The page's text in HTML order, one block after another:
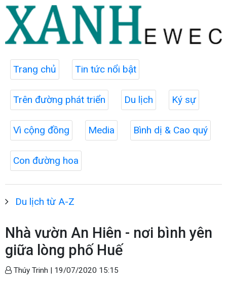
Trang chủ Tin tức nổi bật
Trên đường phát triển Du lịch Ký sự
Vì cộng đồng Media Bình dị & Cao quý
Con đường hoa
Du lịch từ A-Z
Nhà vườn An Hiên - nơi bình yên
giữa lòng phố Huế
Thúy Trinh | 19/07/2020 15:15